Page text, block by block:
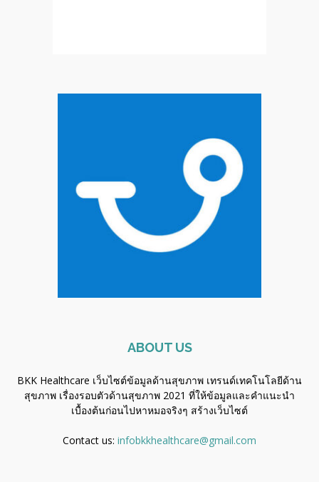
ABOUT US
BKK Healthcare เว็บไซต์ข้อมูลด้านสุขภาพ เทรนด์เทคโนโลยีด้าน
สุขภาพ เรื่องรอบตัวด้านสุขภาพ 2021 ที่ให้ข้อมูลและคำแนะนำ
เบื้องต้นก่อนไปหาหมอจริงๆ สร้างเว็บไซต์
Contact us: infobkkhealthcare@gmail.com